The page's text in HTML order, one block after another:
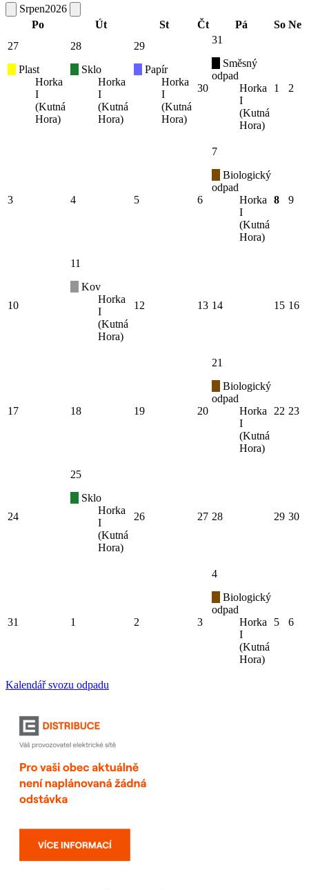
Srpen2026
Po
Út St Čt Pá So Ne
27
Plast
Horka
I
(Kutná
Hora)
28
Sklo
Horka
I
(Kutná
Hora)
29
Papír
Horka
I
(Kutná
Hora)
30
31
Směsný
odpad
Horka
I
(Kutná
Hora)
1 2
3 4 5 6
7
Biologický
odpad
Horka
I
(Kutná
Hora)
8 9
10
11
Kov
Horka
I
(Kutná
Hora)
12 13 14 15 16
17 18 19 20
21
Biologický
odpad
Horka
I
(Kutná
Hora)
22 23
24
25
Sklo
Horka
I
(Kutná
Hora)
26 27 28 29 30
31 1 2 3
4
Biologický
odpad
Horka
I
(Kutná
Hora)
5 6
Kalendář svozu odpadu